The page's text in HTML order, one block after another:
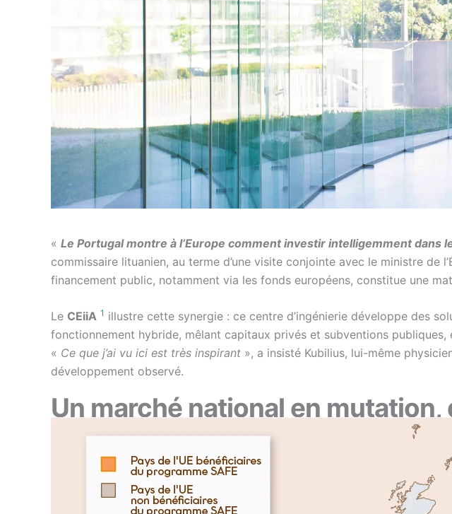
« Le Portugal montre à l’Europe comment investir intelligemment dans
commissaire lituanien, au terme d’une visite conjointe avec le ministre de
financement public, notamment via les fonds européens, constitue une
Le CEiiA 1 illustre cette synergie : ce centre d’ingénierie développe des
fonctionnement hybride, mêlant capitaux privés et subventions
« Ce que j’ai vu ici est très inspirant », a insisté Kubilius, lui-même
développement observé.
Un marché national en mutation,